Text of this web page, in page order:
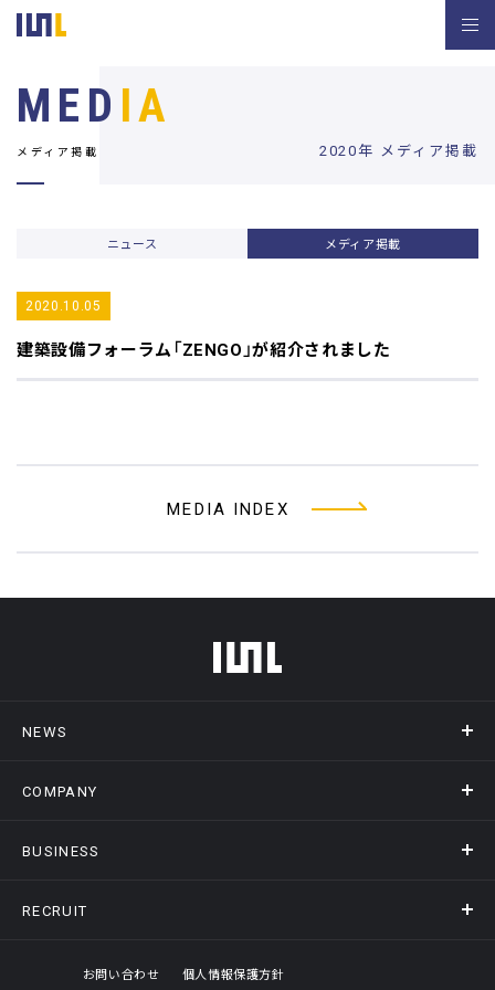
2020年 メディア掲載
MED IA
メディア掲載
ニュース メディア掲載
2020.10.05
建築設備フォーラム 「ZENGO」が紹介されました
MEDIA INDEX
フッターメニュー
NEWS
ニュース
COMPANY
会社概要
オフィスギャラリー
BUSINESS
事業情報トップ
RECRUIT
採用情報トップ
お問い合わせ 個人情報保護方針